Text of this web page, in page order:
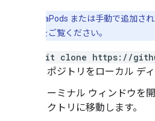
CocoaPods または手動で追加さ
をご覧ください。
git clone https://
リポジトリをローカル デ
ターミナル ウィンドウを
レクトリに移動します。